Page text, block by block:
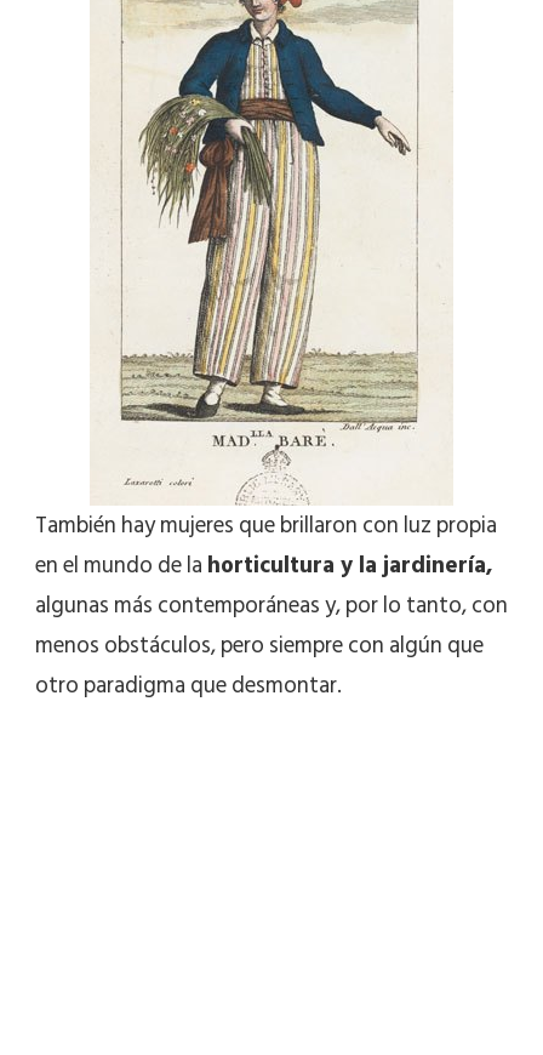
También hay mujeres que brillaron con luz propia
en el mundo de lahorticultura y la jardinería,
algunas más contemporáneas y, por lo tanto, con
menos obstáculos, pero siempre con algún que
otro paradigma que desmontar.